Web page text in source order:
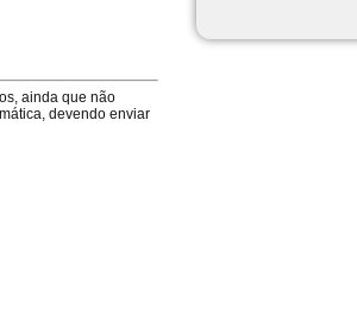
ainda que não
devendo enviar